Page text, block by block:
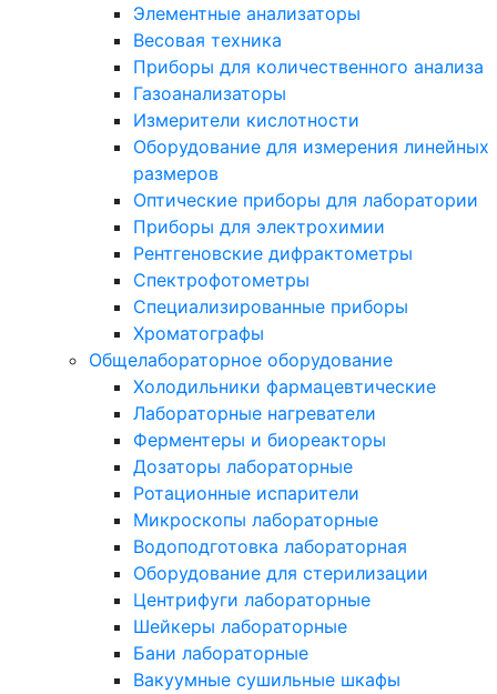
Элементные анализаторы
Весовая техника
Приборы для количественного анализа
Газоанализаторы
Измерители кислотности
Оборудование для измерения линейных
размеров
Оптические приборы для лаборатории
Приборы для электрохимии
Рентгеновские дифрактометры
Спектрофотометры
Специализированные приборы
Хроматографы
Общелабораторное оборудование
Холодильники фармацевтические
Лабораторные нагреватели
Ферментеры и биореакторы
Дозаторы лабораторные
Ротационные испарители
Микроскопы лабораторные
Водоподготовка лабораторная
Оборудование для стерилизации
Центрифуги лабораторные
Шейкеры лабораторные
Бани лабораторные
Вакуумные сушильные шкафы